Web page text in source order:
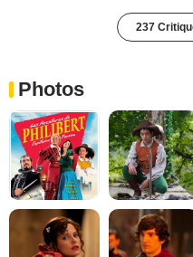
237
Photos